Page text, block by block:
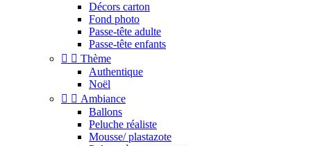
Décors carton
Fond photo
Passe-tête adulte
Passe-tête enfants
  Thème
Authentique
Noël
  Ambiance
Ballons
Peluche réaliste
Mousse/ plastazote